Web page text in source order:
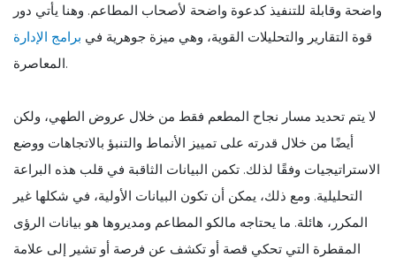
واضحة وقابلة للتنفيذ كدعوة واضحة لأصحاب المطاعم. وهنا يأتي دور
قوة التقارير والتحليلات القوية، وهي ميزة جوهرية في برامج الإدارة
المعاصرة.
لا يتم تحديد مسار نجاح المطعم فقط من خلال عروض الطهي، ولكن
أيضًا من خلال قدرته على تمييز الأنماط والتنبؤ بالاتجاهات ووضع
الاستراتيجيات وفقًا لذلك. تكمن البيانات الثاقبة في قلب هذه البراعة
التحليلية. ومع ذلك، يمكن أن تكون البيانات الأولية، في شكلها غير
المكرر، هائلة. ما يحتاجه مالكو المطاعم ومديروها هو بيانات الرؤى
المقطرة التي تحكي قصة أو تكشف عن فرصة أو تشير إلى علامة